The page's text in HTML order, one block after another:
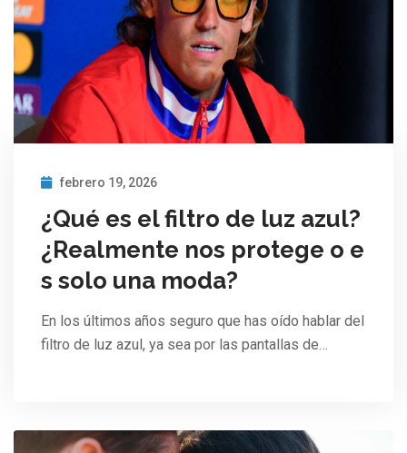
febrero 19, 2026
¿Qué es el filtro de luz azul?
¿Realmente nos protege o e
s solo una moda?
En los últimos años seguro que has oído hablar del
filtro de luz azul, ya sea por las pantallas de…